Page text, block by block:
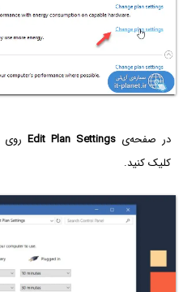
در صفحه‌ی Edit Plan Settings روی
کلیک کنید.